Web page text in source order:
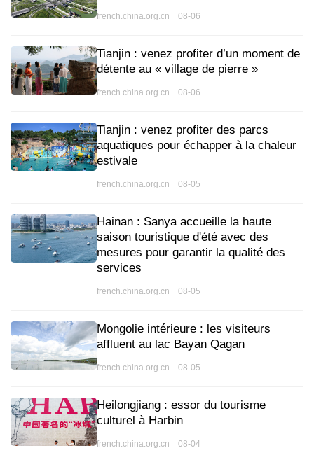
french.china.org.cn 08-06
Tianjin : venez profiter d’un moment de
détente au « village de pierre »
french.china.org.cn 08-06
Tianjin : venez profiter des parcs
aquatiques pour échapper à la chaleur
estivale
french.china.org.cn 08-05
Hainan : Sanya accueille la haute
saison touristique d'été avec des
mesures pour garantir la qualité des
services
french.china.org.cn 08-05
Mongolie intérieure : les visiteurs
affluent au lac Bayan Qagan
french.china.org.cn 08-05
Heilongjiang : essor du tourisme
culturel à Harbin
french.china.org.cn 08-04